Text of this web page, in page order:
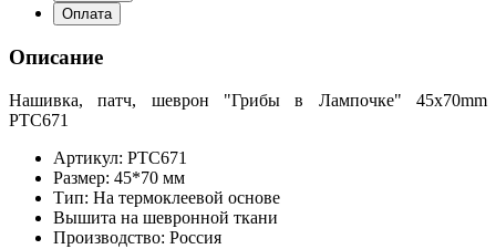
Оплата
Описание
Нашивка, патч, шеврон "Грибы в Лампочке" 45x70mm
PTC671
Артикул: PTC671
Размер: 45*70 мм
Тип: На термоклеевой основе
Вышита на шевронной ткани
Производство: Россия